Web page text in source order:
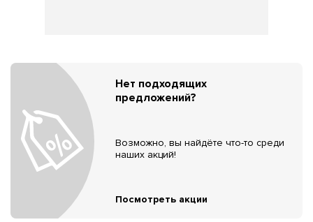
Нет подходящих
предложений?
Возможно, вы найдёте что-то среди
наших акций!
Посмотреть акции